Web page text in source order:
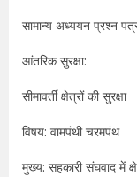
सामान्य अध्ययन प्रश्न
आंतरिक सुरक्षा:
सीमावर्ती क्षेत्रों की सुरक्षा
विषय: वामपंथी चरमपंथ
मुख्य: सहकारी संघवाद में